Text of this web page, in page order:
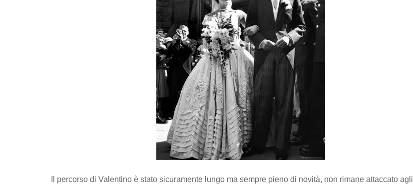
Il percorso di Valentino è stato sicuramente lungo ma sempre pieno di novità, non rimane attaccato agli